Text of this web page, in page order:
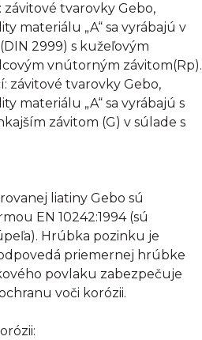
tvarovky Gebo,
materiálu „A“ sa vyrábajú v
2999) s kužeľovým
vnútorným závitom(Rp).
závitové tvarovky Gebo,
materiálu „A“ sa vyrábajú s
závitom (G) v súlade s
liatiny Gebo sú
EN 10242:1994 (sú
Hrúbka pozinku je
priemernej hrúbke
povlaku zabezpečuje
voči korózii.